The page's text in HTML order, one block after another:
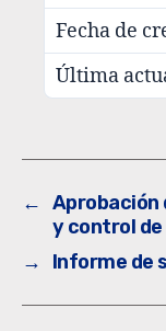
Fecha de
Última
← Aprobación
y control de
→
Informe de